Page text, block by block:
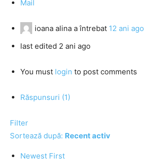
Mail
ioana alina a întrebat 12 ani ago
last edited 2 ani ago
You must login to post comments
Răspunsuri (1)
Filter
Sortează după: Recent activ
Newest First